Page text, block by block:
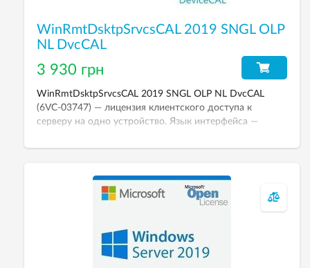
WinRmtDsktpSrvcsCAL 2019 SNGL OLP
NL DvcCAL
3 930 грн
WinRmtDsktpSrvcsCAL 2019 SNGL OLP NL DvcCAL
(6VC-03747) — лицензия клиентского доступа к
серверу на одно устройство. Язык интерфейса —